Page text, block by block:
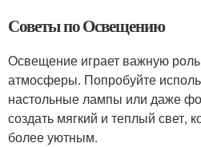
Советы по Освещению
Освещение играет важную
атмосферы. Попробуйте
настольные лампы или даже
создать мягкий и теплый свет,
более уютным.